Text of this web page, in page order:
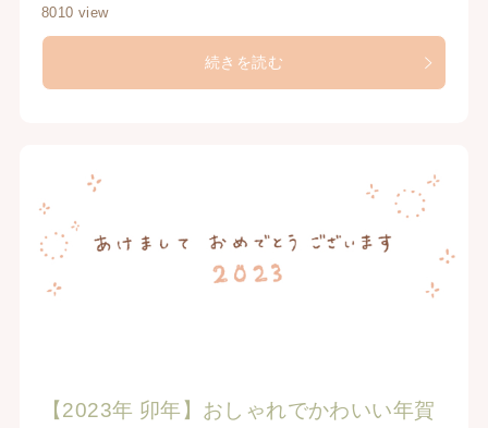
8010 view
続きを読む
【2023年 卯年】おしゃれでかわいい年賀